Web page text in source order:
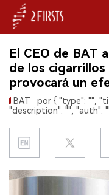
INICIO
EMPRESA
REGULACIÓN
CHINA
El CEO de BAT
de los cigarrillos
provocará un
BAT
por { "type": "",
"description": "", "auth":